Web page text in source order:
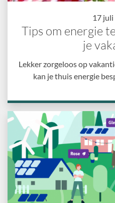
17
Tips om energie
je
Lekker zorgeloos op
kan je thuis energie